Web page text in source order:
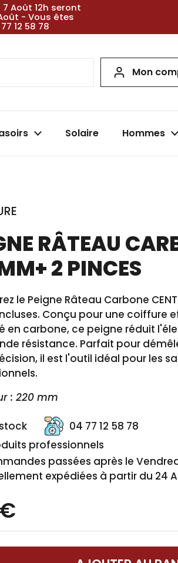
Août 12h seront
- Vous êtes
12 58 78
Mon
Solaire Hommes
RÂTEAU
2 PINCES
le Peigne Râteau Carbone
Conçu pour une coiffure
en carbone, ce peigne réduit
résistance. Parfait pour
il est l'outil idéal pour les
: 220 mm
04 77 12 58 78
professionnels
passées après le
expédiées à partir du 24